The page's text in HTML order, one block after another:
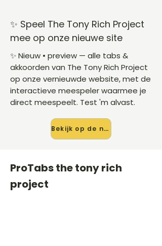
✨ Speel The Tony Rich Project
mee op onze nieuwe site
✨ Nieuw • preview — alle tabs &
akkoorden van The Tony Rich Project
op onze vernieuwde website, met de
interactieve meespeler waarmee je
direct meespeelt. Test 'm alvast.
Bekijk op de nieuwe site →
ProTabs the tony rich
project